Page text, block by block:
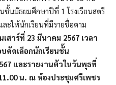
นมัธยมศึกษาปีที่ 1 โรงเรียนสตรี
ะให้นักเรียนที่มีรายชื่อตาม
สาร์ที่ 23 มีนาคม 2567 เวลา
คัดเลือกนักเรียนชั้น
และรายงานตัวในวันพุธที่
น. ณ ห้องประชุมศรีเพชร